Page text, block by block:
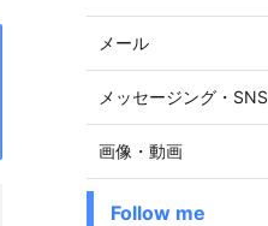
メール
メッセージング・SNS
画像・動画
Follow me